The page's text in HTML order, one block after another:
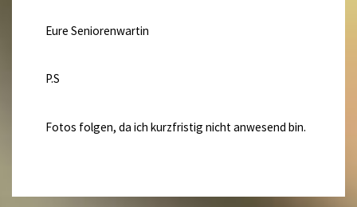
Eure Seniorenwartin
P.S
Fotos folgen, da ich kurzfristig nicht anwesend bin.